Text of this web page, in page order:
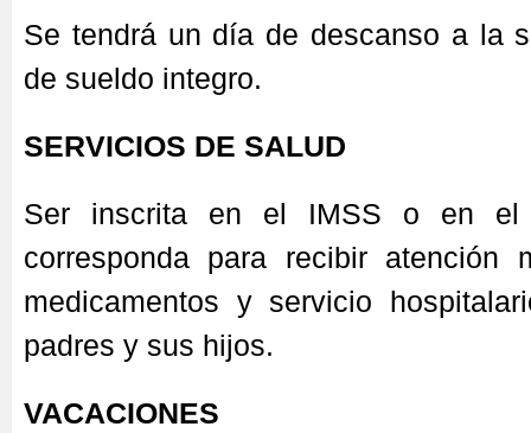
Se tendrá un día de descanso a la
de sueldo integro.
SERVICIOS DE SALUD
Ser inscrita en el IMSS o en el
corresponda para recibir atención
medicamentos y servicio
padres y sus hijos.
VACACIONES